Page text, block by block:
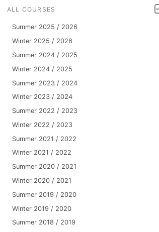
ALL COURSES
Summer 2025 / 2026
Winter 2025 / 2026
Summer 2024 / 2025
Winter 2024 / 2025
Summer 2023 / 2024
Winter 2023 / 2024
Summer 2022 / 2023
Winter 2022 / 2023
Summer 2021 / 2022
Winter 2021 / 2022
Summer 2020 / 2021
Winter 2020 / 2021
Summer 2019 / 2020
Winter 2019 / 2020
Summer 2018 / 2019